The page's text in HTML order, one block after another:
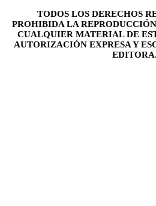
TODOS LOS DERECHOS
PROHIBIDA LA
CUALQUIER MATERIAL DE
AUTORIZACIÓN EXPRESA Y
EDITORA.